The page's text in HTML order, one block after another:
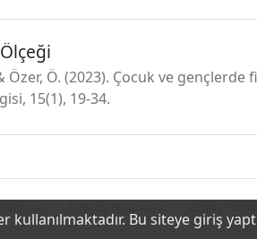
Özer, Ö. (2023). Çocuk ve
15(1), 19-34.
Bu siteye giriş